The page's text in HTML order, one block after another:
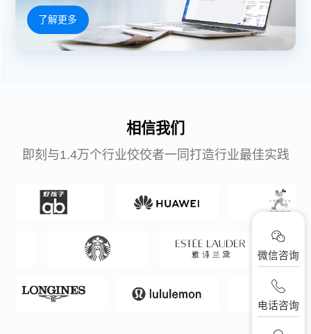
了解更多
相信我们
即刻与1.4万个行业佼佼者一同打造行业最佳实践
微信咨询
电话咨询